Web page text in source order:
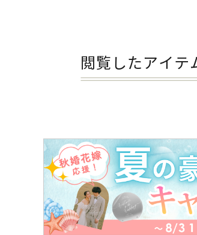
閲覧したアイテ